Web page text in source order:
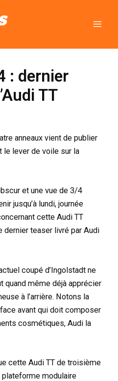
: dernier
TT
anneaux vient de publier
le lever de voile sur la
et une vue de 3/4
jusqu’à lundi, journée
cette Audi TT
dernier teaser livré par Audi
coupé d’Ingolstadt ne
quand même déjà apprécier
à l’arrière. Notons la
avant qui doit composer
cosmétiques, Audi la
cette Audi TT de troisième
plateforme modulaire